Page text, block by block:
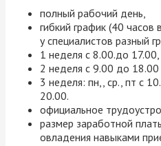
полный рабочий день,
гибкий график (40
у специалистов разный
1 неделя с 8.00.до 17.00,
2 неделя с 9.00 до
3 неделя: пн,, ср., пт с
20.00.
официальное
размер заработной
овладения навыками